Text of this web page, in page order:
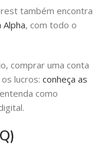
também encontra
, com todo o
comprar uma conta
lucros: conheça as
como